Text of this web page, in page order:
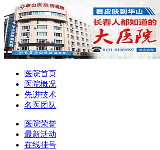
医院首页
医院概况
先进技术
名医团队
医院荣誉
最新活动
在线挂号